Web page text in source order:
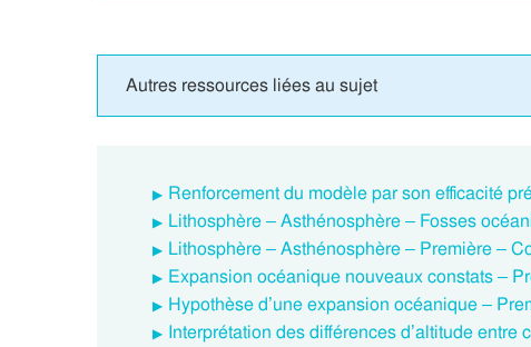
Autres ressources liées au sujet
Renforcement du modèle par son efficacité
Lithosphère – Asthénosphère – Fosses
Lithosphère – Asthénosphère – Première –
Expansion océanique nouveaux constats –
Hypothèse d’une expansion océanique –
Interprétation des différences d’altitude